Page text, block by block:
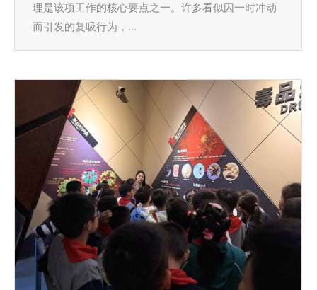
理是该项工作的核心要点之一。许多看似因一时冲动
而引发的复吸行为，…